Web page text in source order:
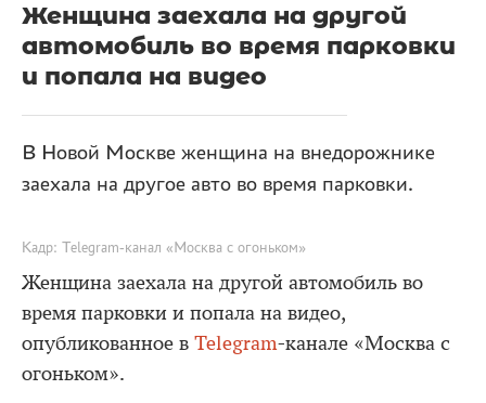
Женщина заехала на другой
автомобиль во время парковки
и попала на видео
В Новой Москве женщина на внедорожнике
заехала на другое авто во время парковки.
Кадр: Telegram-канал «Москва с огоньком»
Женщина заехала на другой автомобиль во
время парковки и попала на видео,
опубликованное в Telegram-канале «Москва с
огоньком».